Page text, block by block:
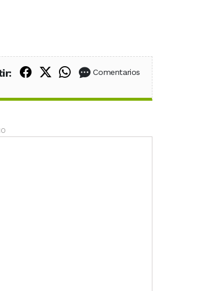
Compartir en Facebook
Compartir en X (Twitter)
Compartir en WhatsApp
Comentarios